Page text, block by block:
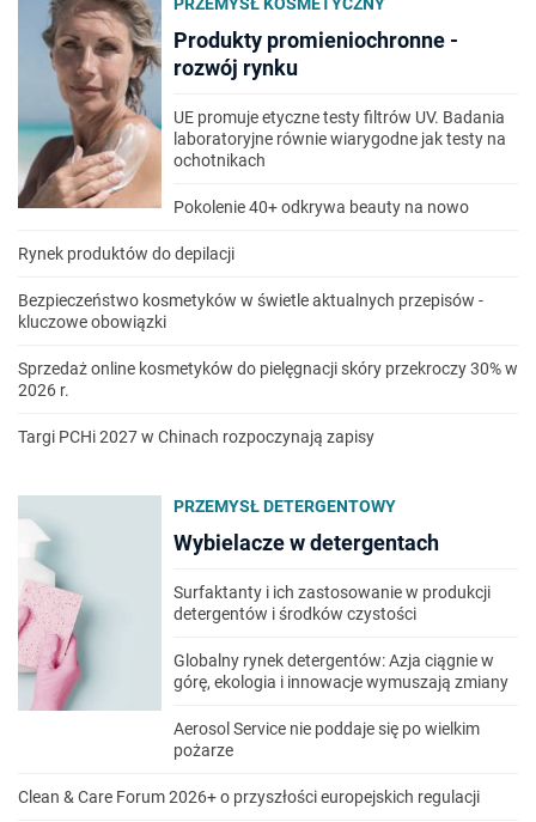
PRZEMYSŁ KOSMETYCZNY
Produkty promieniochronne -
rozwój rynku
UE promuje etyczne testy filtrów UV. Badania
laboratoryjne równie wiarygodne jak testy na
ochotnikach
Pokolenie 40+ odkrywa beauty na nowo
Rynek produktów do depilacji
Bezpieczeństwo kosmetyków w świetle aktualnych przepisów -
kluczowe obowiązki
Sprzedaż online kosmetyków do pielęgnacji skóry przekroczy 30% w
2026 r.
Targi PCHi 2027 w Chinach rozpoczynają zapisy
PRZEMYSŁ DETERGENTOWY
Wybielacze w detergentach
Surfaktanty i ich zastosowanie w produkcji
detergentów i środków czystości
Globalny rynek detergentów: Azja ciągnie w
górę, ekologia i innowacje wymuszają zmiany
Aerosol Service nie poddaje się po wielkim
pożarze
Clean & Care Forum 2026+ o przyszłości europejskich regulacji